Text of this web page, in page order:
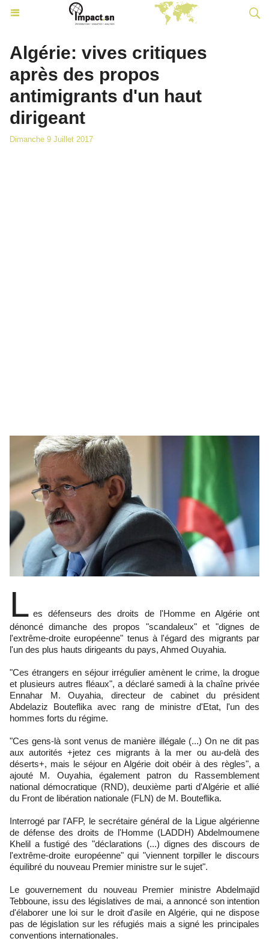
Algérie: vives critiques
après des propos
antimigrants d'un haut
dirigeant
Dimanche 9 Juillet 2017
L es défenseurs des droits de l'Homme en Algérie ont
dénoncé dimanche des propos "scandaleux" et "dignes de
l'extrême-droite européenne" tenus à l'égard des migrants par
l'un des plus hauts dirigeants du pays, Ahmed Ouyahia.
"Ces étrangers en séjour irrégulier amènent le crime, la drogue
et plusieurs autres fléaux", a déclaré samedi à la chaîne privée
Ennahar M. Ouyahia, directeur de cabinet du président
Abdelaziz Bouteflika avec rang de ministre d'Etat, l'un des
hommes forts du régime.
"Ces gens-là sont venus de manière illégale (...) On ne dit pas
aux autorités +jetez ces migrants à la mer ou au-delà des
déserts+, mais le séjour en Algérie doit obéir à des règles", a
ajouté M. Ouyahia, également patron du Rassemblement
national démocratique (RND), deuxième parti d'Algérie et allié
du Front de libération nationale (FLN) de M. Bouteflika.
Interrogé par l'AFP, le secrétaire général de la Ligue algérienne
de défense des droits de l'Homme (LADDH) Abdelmoumene
Khelil a fustigé des "déclarations (...) dignes des discours de
l'extrême-droite européenne" qui "viennent torpiller le discours
équilibré du nouveau Premier ministre sur le sujet".
Le gouvernement du nouveau Premier ministre Abdelmajid
Tebboune, issu des législatives de mai, a annoncé son intention
d'élaborer une loi sur le droit d'asile en Algérie, qui ne dispose
pas de législation sur les réfugiés mais a signé les principales
conventions internationales.